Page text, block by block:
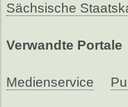
Sächsische
Verwandte Portale
Medienservice